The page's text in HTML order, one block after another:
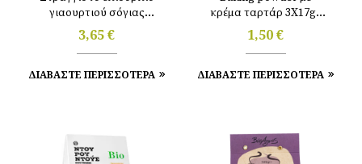
γιαουρτιού σόγιας
φυσικό 400gr Sojade
3,65€
ΔΙΑΒΑΣΤΕ ΠΕΡΙΣΣΟΤΕΡΑ
κρέμα ταρτάρ 3Χ17gr
Biovegan
1,50€
ΔΙΑΒΑΣΤΕ ΠΕΡΙΣΣΟΤΕΡΑ